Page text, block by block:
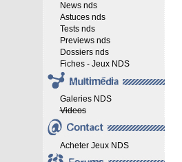
News nds
Astuces nds
Tests nds
Previews nds
Dossiers nds
Fiches - Jeux NDS
Galeries NDS
Videos
Acheter Jeux NDS